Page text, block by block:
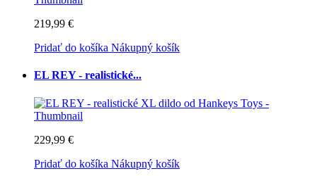
219,99 €
Pridať do košíka Nákupný košík
EL REY - realistické...
229,99 €
Pridať do košíka Nákupný košík